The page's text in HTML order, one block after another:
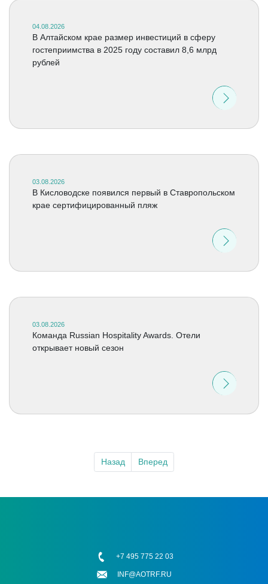
04.08.2026
В Алтайском крае размер инвестиций в сферу
гостеприимства в 2025 году составил 8,6 млрд
рублей
03.08.2026
В Кисловодске появился первый в Ставропольском
крае сертифицированный пляж
03.08.2026
Команда Russian Hospitality Awards. Отели
открывает новый сезон
Назад Вперед
+7 495 775 22 03
INF@AOTRF.RU